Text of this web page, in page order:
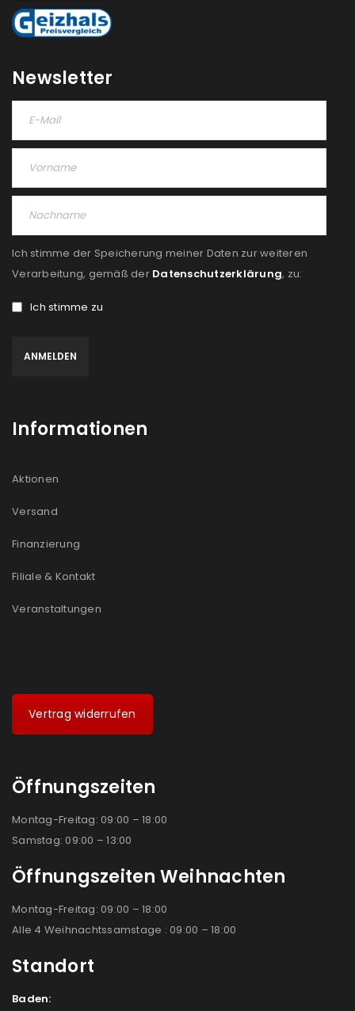
Newsletter
Ich stimme der Speicherung meiner Daten zur weiteren
Verarbeitung, gemäß der Datenschutzerklärung, zu:
Ich stimme zu
Informationen
Aktionen
Versand
Finanzierung
Filiale & Kontakt
Veranstaltungen
Vertrag widerrufen
Öffnungszeiten
Montag-Freitag: 09:00 – 18:00
Samstag: 09:00 – 13:00
Öffnungszeiten Weihnachten
Montag-Freitag: 09:00 – 18:00
Alle 4 Weihnachtssamstage : 09:00 – 18:00
Standort
Baden: